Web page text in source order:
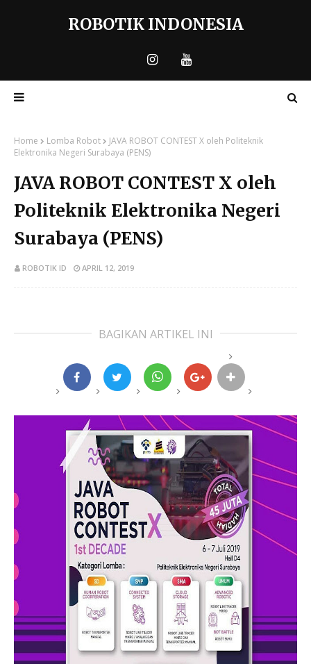
ROBOTIK INDONESIA
Home Lomba Robot
JAVA ROBOT CONTEST X oleh Politeknik
Elektronika Negeri Surabaya (PENS)
JAVA ROBOT CONTEST X oleh
Politeknik Elektronika Negeri
Surabaya (PENS)
ROBOTIK ID APRIL 12, 2019
BAGIKAN ARTIKEL INI